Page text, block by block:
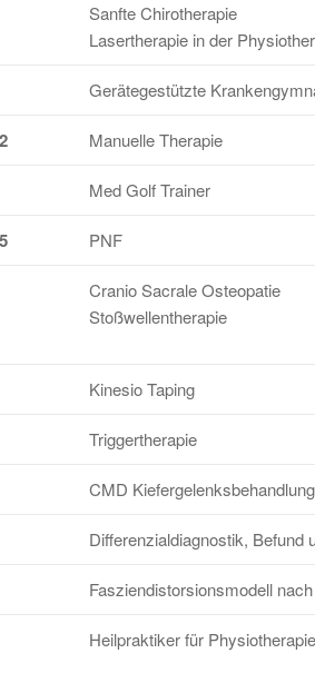
Sanfte Chirotherapie
Lasertherapie in der
Gerätegestützte
Manuelle Therapie
Med Golf Trainer
PNF
Cranio Sacrale Osteopatie
Stoßwellentherapie
Kinesio Taping
Triggertherapie
CMD Kiefergelenksbehandlung
Differenzialdiagnostik, Befund
Fasziendistorsionsmodell
Heilpraktiker für Physiotherapie